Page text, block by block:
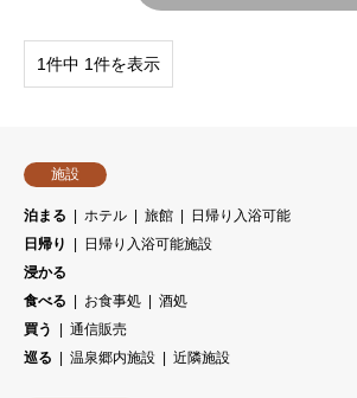
1件中 1件を表示
施設
泊まる ホテル 旅館
日帰り入浴可能
日帰り
日帰り入浴可能施設
浸かる
食べる
お食事処
酒処
買う
通信販売
巡る
温泉郷内施設 近隣施設